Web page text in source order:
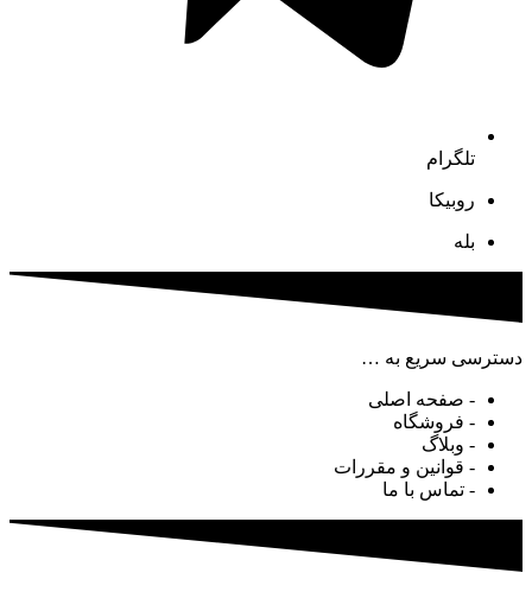
تلگرام
روبیکا
بله
دسترسی سریع به …
- صفحه اصلی
- فروشگاه
- وبلاگ
- قوانین و مقررات
- تماس با ما